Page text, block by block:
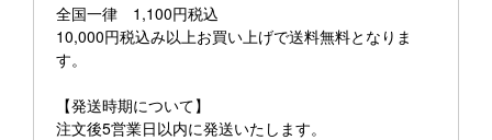
全国一律 1,100円税込
10,000円税込み以上お買い上げで送料無料となりま
す。
【発送時期について】
注文後5営業日以内に発送いたします。